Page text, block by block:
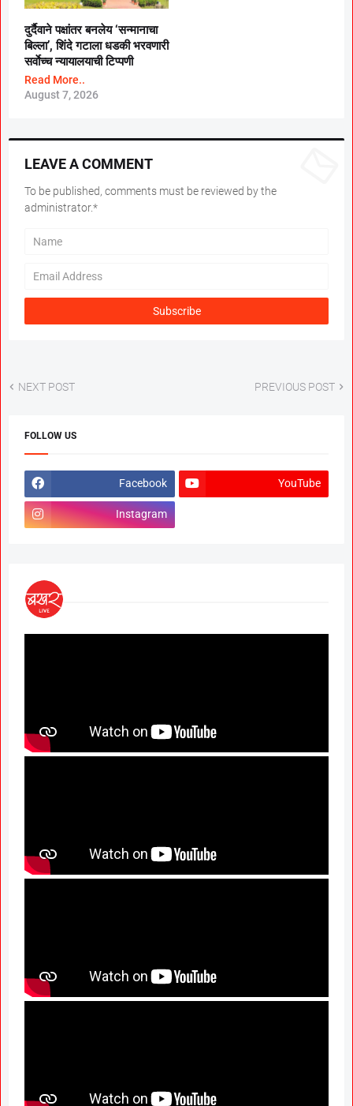
दुर्दैवाने पक्षांतर बनलेय ‘सन्मानाचा
बिल्ला’, शिंदे गटाला धडकी भरवणारी
सर्वाेच्च न्यायालयाची टिप्पणी
Read More..
August 7, 2026
LEAVE A COMMENT
To be published, comments must be reviewed by the
administrator.*
NEXT POST PREVIOUS POST
FOLLOW US
Facebook YouTube
Instagram